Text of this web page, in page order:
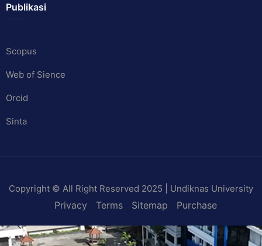
Publikasi
Scopus
Web of Sience
Orcid
Sinta
Copyright © All Right Reserved 2025 | Undiknas University
Privacy Terms Sitemap Purchase